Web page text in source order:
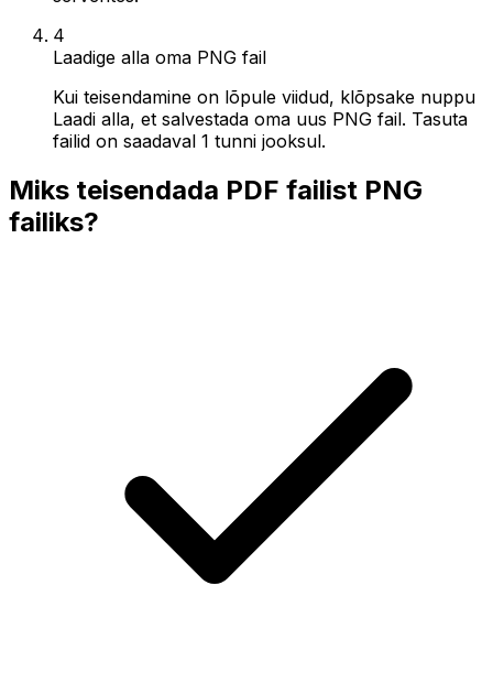
4
Laadige alla oma PNG fail
Kui teisendamine on lõpule viidud, klõpsake nuppu
Laadi alla, et salvestada oma uus PNG fail. Tasuta
failid on saadaval 1 tunni jooksul.
Miks teisendada PDF failist PNG
failiks?